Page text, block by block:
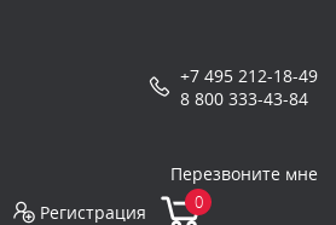
+7 495 212-18-49
8 800 333-43-84
Перезвоните мне
Регистрация 0